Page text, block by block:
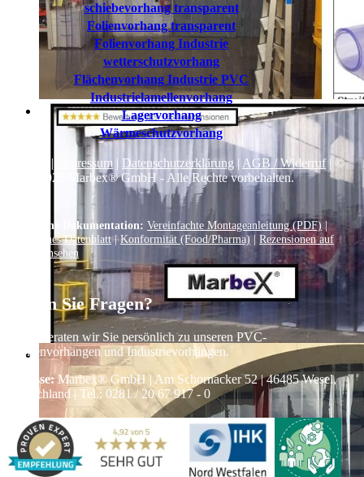
schiebevorhang transparent
Folienvorhang transparent
Folienvorhang Industrie
wetterschutzvorhang
Flächenvorhang Industrie PVC
Industrielamellenvorhang
Lagervorhang
Wärmeschutzvorhang
| Impressum | Datenschutzerklärung | AGB / Widerruf| ©
2026 Marbex® GmbH - Alle Rechte vorbehalten.
Technische Dokumentation: Vereinfachte Montageanleitung (PDF)|
Technisches Datenblatt|Konformität (Food/Pharma)| Rezensionen auf
Google ansehen
Haben Sie Fragen?
Gerne beraten wir Sie persönlich zu unseren PVC-
Streifenvorhängen und Industrievorhängen.
Adresse:Marbex® GmbH | Am Schornacker 52 | 46485 Wesel,
Deutschland | Tel.: 0281 / 20 67 917 - 0